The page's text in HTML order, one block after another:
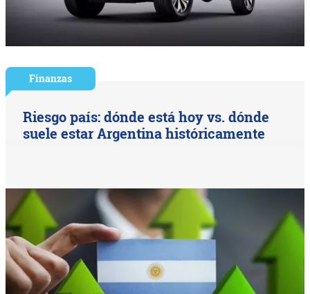
Finanzas
Riesgo país: dónde está hoy vs. dónde
suele estar Argentina históricamente